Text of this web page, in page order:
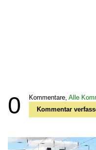
0 Kommentare, Alle
Kommentar